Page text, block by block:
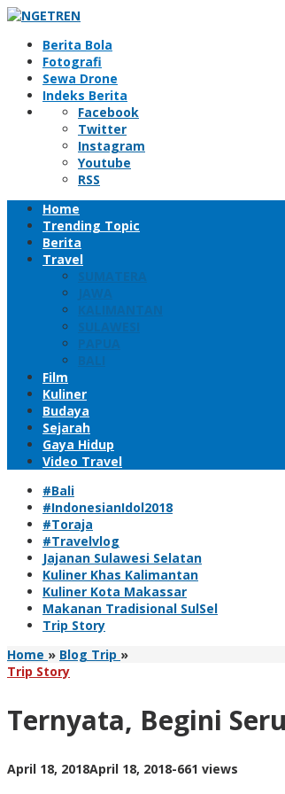
Skip
contentBerita Bola
Fotografi
Sewa Drone
Indeks Berita
Facebook
Twitter
Instagram
Youtube
RSS
Home
Trending Topic
Berita
Travel
SUMATERA
JAWA
KALIMANTAN
SULAWESI
PAPUA
BALI
Film
Kuliner
Budaya
Sejarah
Gaya Hidup
Video Travel
#Bali
#IndonesianIdol2018
#Toraja
#Travelvlog
Jajanan Sulawesi Selatan
Kuliner Khas Kalimantan
Kuliner Kota Makassar
Makanan Tradisional SulSel
Trip Story
Home » Blog Trip »Ternyata,
Pulau
Sulawesi
Trip Story
Ternyata, Begini
April 18, 2018April 18, 2018by
-661 views